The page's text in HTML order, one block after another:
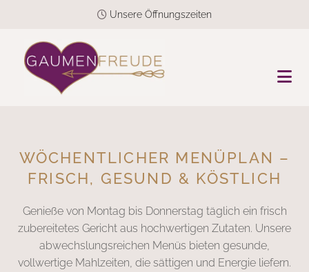
 Unsere Öffnungszeiten
WÖCHENTLICHER MENÜPLAN –
FRISCH, GESUND & KÖSTLICH
Genieße von Montag bis Donnerstag täglich ein frisch
zubereitetes Gericht aus hochwertigen Zutaten. Unsere
abwechslungsreichen Menüs bieten gesunde,
vollwertige Mahlzeiten, die sättigen und Energie liefern.